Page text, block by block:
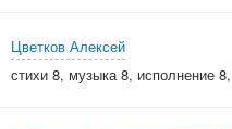
Цветков Алексей
стихи 8, музыка 8, исполнение